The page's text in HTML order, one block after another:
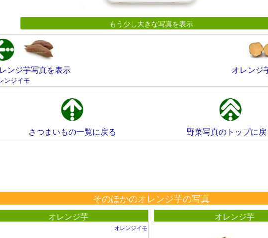
もう少し大きな写真を表示
ンジ芋写真を表示
ンジイモ
オレンジ
さつまいもの一覧に戻る 野菜写真のトップに戻
そのほかのオレンジ芋の写真
オレンジ芋
オレンジイモ
オレンジ芋